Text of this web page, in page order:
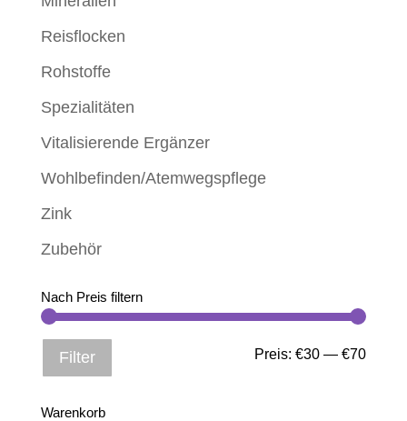
Reisflocken
Rohstoffe
Spezialitäten
Vitalisierende Ergänzer
Wohlbefinden/Atemwegspflege
Zink
Zubehör
Nach Preis filtern
Min.
Max.
Filter Preis:€30 —€70
Warenkorb